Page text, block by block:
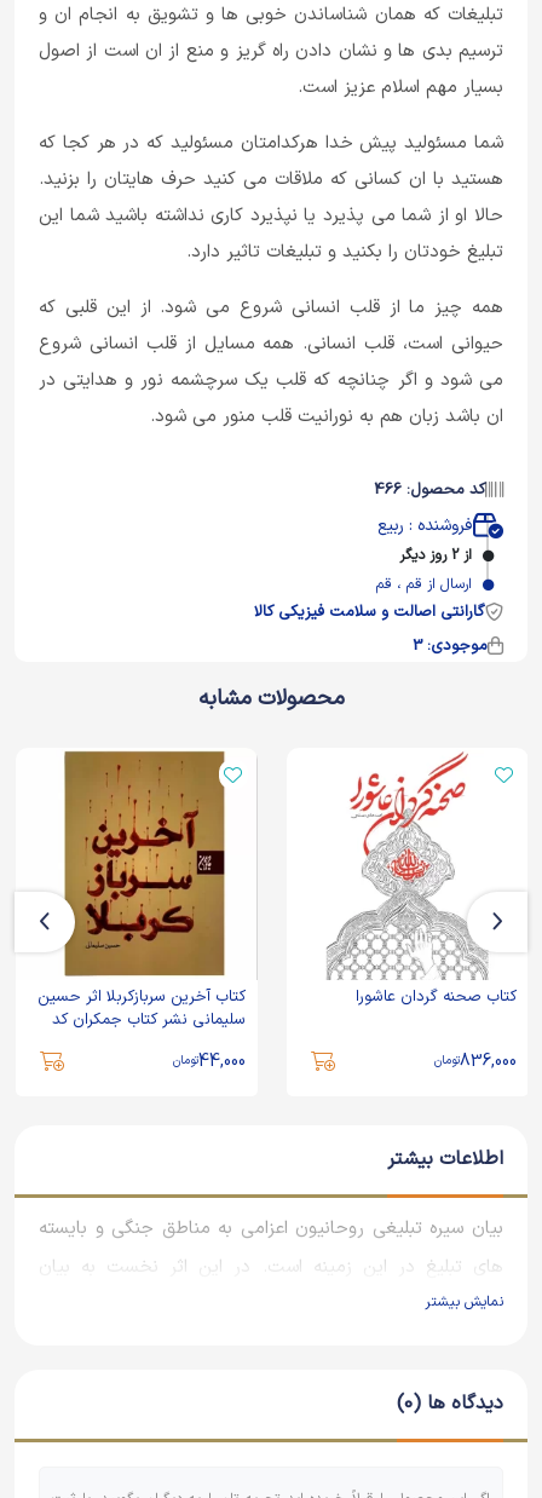
تبلیغات که همان شناساندن خوبی ها و تشویق به انجام ان و
ترسیم بدی ها و نشان دادن راه گریز و منع از ان است از اصول
بسیار مهم اسلام عزیز است.
شما مسئولید پیش خدا هرکدامتان مسئولید که در هر کجا که
هستید با ان کسانی که ملاقات می کنید حرف هایتان را بزنید.
حالا او از شما می پذیرد یا نپذیرد کاری نداشته باشید شما این
تبلیغ خودتان را بکنید و تبلیغات تاثیر دارد.
همه چیز ما از قلب انسانی شروع می شود. از این قلبی که
حیوانی است، قلب انسانی. همه مسایل از قلب انسانی شروع
می شود و اگر چنانچه که قلب یک سرچشمه نور و هدایتی در
ان باشد زبان هم به نورانیت قلب منور می شود.
کد محصول: 466
فروشنده : ربیع
از 2 روز دیگر
ارسال از قم ، قم
گارانتی اصالت و سلامت فیزیکی کالا
موجودی: 3
محصولات مشابه
کتاب صحنه گردان عاشورا
836,000تومان
کتاب آخرین سربازکربلا اثر حسین
سلیمانی نشر کتاب جمکران کد
44,000تومان
اطلاعات بیشتر
بیان سیره تبلیغی روحانیون اعزامی به مناطق جنگی و بایسته
های تبلیغ در این زمینه است. در این اثر نخست به بیان
اهمیت تبلیغ دینی در موضوعات مختلف به ویژه در عرصه
زمینه بین الملل، مورد بحث و بررسی قرار گرفته است. نگارنده با
نمایش بیشتر
دیدگاه ها (0)